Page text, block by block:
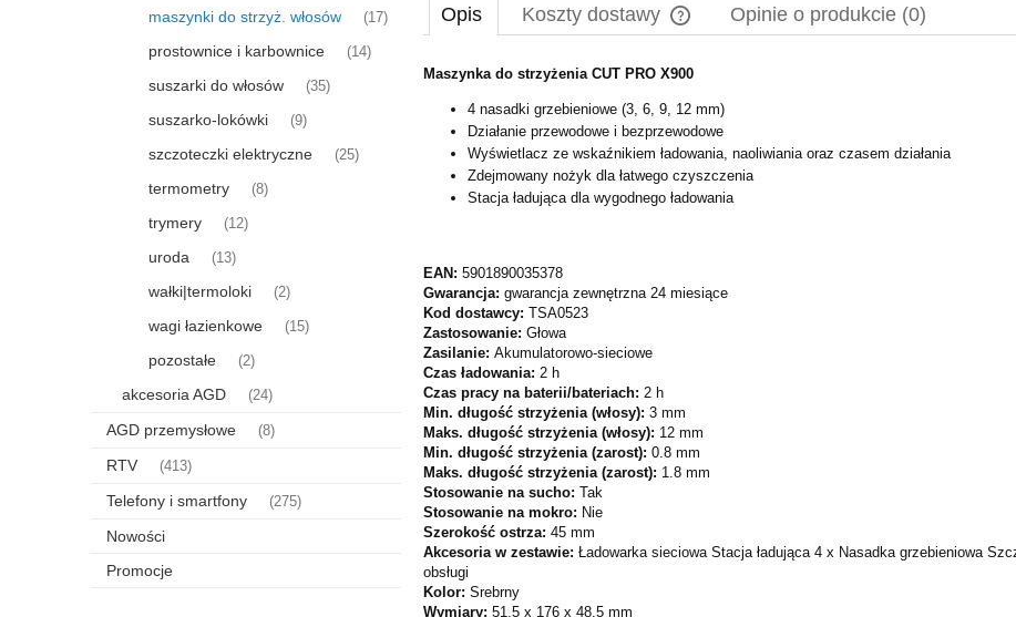
maszynki do strzyż. włosów (17)
prostownice i karbownice (14)
suszarki do włosów (35)
suszarko-lokówki (9)
szczoteczki elektryczne (25)
termometry (8)
trymery (12)
uroda (13)
wałki|termoloki (2)
wagi łazienkowe (15)
pozostałe (2)
akcesoria AGD (24)
AGD przemysłowe (8)
RTV (413)
Telefony i smartfony (275)
Nowości
Promocje
Opis Koszty dostawy
Cena nie zawiera ewentualnych kosztów
Opinie o produkcie (0)
Maszynka do strzyżenia CUT PRO X900
4 nasadki grzebieniowe (3, 6, 9, 12 mm)
Działanie przewodowe i bezprzewodowe
Wyświetlacz ze wskaźnikiem ładowania, naoliwiania oraz czasem działania
Zdejmowany nożyk dla łatwego czyszczenia
Stacja ładująca dla wygodnego ładowania
EAN: 5901890035378
Gwarancja: gwarancja zewnętrzna 24 miesiące
Kod dostawcy: TSA0523
Zastosowanie: Głowa
Zasilanie: Akumulatorowo-sieciowe
Czas ładowania: 2 h
Czas pracy na baterii/bateriach: 2 h
Min. długość strzyżenia (włosy): 3 mm
Maks. długość strzyżenia (włosy): 12 mm
Min. długość strzyżenia (zarost): 0.8 mm
Maks. długość strzyżenia (zarost): 1.8 mm
Stosowanie na sucho: Tak
Stosowanie na mokro: Nie
Szerokość ostrza: 45 mm
Akcesoria w zestawie: Ładowarka sieciowa Stacja ładująca 4 x Nasadka grzebieniowa
obsługi
Kolor: Srebrny
Wymiary: 51,5 x 176 x 48,5 mm